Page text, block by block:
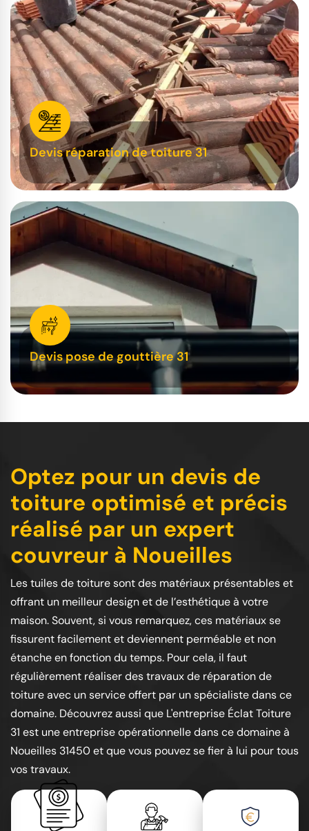
Devis réparation de toiture 31
Devis pose de gouttière 31
Optez pour un devis de
toiture optimisé et précis
réalisé par un expert
couvreur à Noueilles
Les tuiles de toiture sont des matériaux présentables et
offrant un meilleur design et de l’esthétique à votre
maison. Souvent, si vous remarquez, ces matériaux se
fissurent facilement et deviennent perméable et non
étanche en fonction du temps. Pour cela, il faut
régulièrement réaliser des travaux de réparation de
toiture avec un service offert par un spécialiste dans ce
domaine. Découvrez aussi que L'entreprise Éclat Toiture
31 est une entreprise opérationnelle dans ce domaine à
Noueilles 31450 et que vous pouvez se fier à lui pour tous
vos travaux.